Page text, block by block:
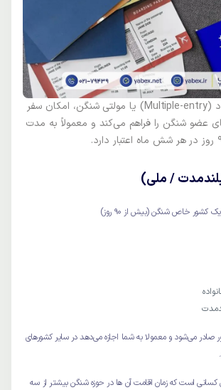
ویزای چند بار ورود (Multiple-entry) یا مولتی شنگن، امکان سفر
عضو شنگن را فراهم می‌کند و معمولاً به مدت
دارد.
کشور خاص شنگن (بیش از ۹۰ روز)
صادر می‌شود و معمولا به شما اجازه می‌دهد در سایر کشورهای
کسانی است که زمان اقامت آن ها در حوزه شنگن بیشتر از سه